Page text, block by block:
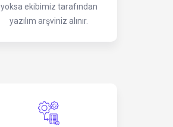
yoksa ekibimiz tarafından
yazılım arşviniz alınır.